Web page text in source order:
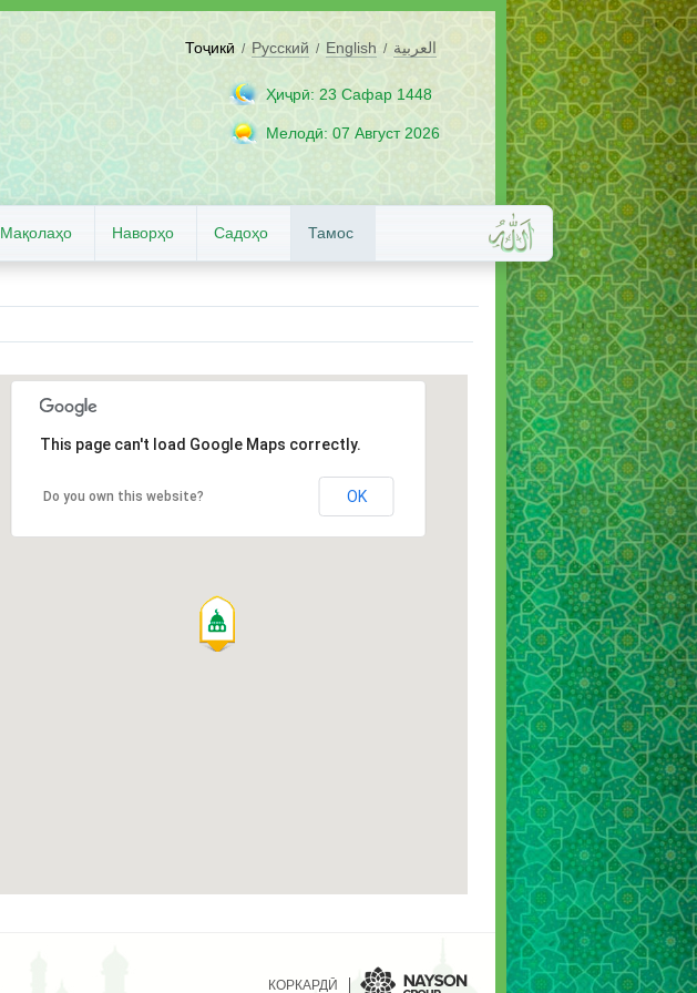
Тоҷикӣ / Русский / English / العربية
Ҳиҷрӣ: 23 Сафар 1448
Мелодӣ: 07 Август 2026
Мақолаҳо Наворҳо Садоҳо Тамос
This page can't load Google Maps correctly.
Do you own this website? OK
КОРКАРДӢ